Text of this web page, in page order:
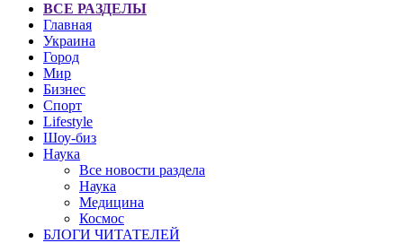
ВСЕ РАЗДЕЛЫ
Главная
Украина
Город
Мир
Бизнес
Спорт
Lifestyle
Шоу-биз
Наука
Все новости раздела
Наука
Медицина
Космос
БЛОГИ ЧИТАТЕЛЕЙ